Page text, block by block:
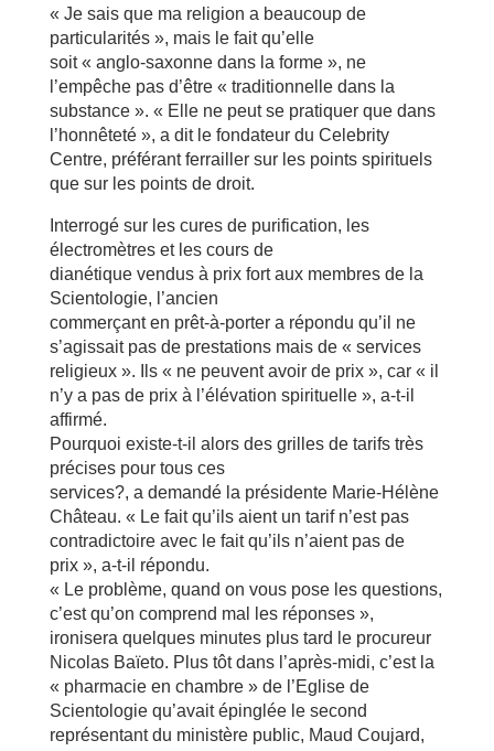
« Je sais que ma religion a beaucoup de
particularités », mais le fait qu’elle
soit « anglo-saxonne dans la forme », ne
l’empêche pas d’être « traditionnelle dans la
substance ». « Elle ne peut se pratiquer que dans
l’honnêteté », a dit le fondateur du Celebrity
Centre, préférant ferrailler sur les points spirituels
que sur les points de droit.
Interrogé sur les cures de purification, les
électromètres et les cours de
dianétique vendus à prix fort aux membres de la
Scientologie, l’ancien
commerçant en prêt-à-porter a répondu qu’il ne
s’agissait pas de prestations mais de « services
religieux ». Ils « ne peuvent avoir de prix », car « il
n’y a pas de prix à l’élévation spirituelle », a-t-il
affirmé.
Pourquoi existe-t-il alors des grilles de tarifs très
précises pour tous ces
services?, a demandé la présidente Marie-Hélène
Château. « Le fait qu’ils aient un tarif n’est pas
contradictoire avec le fait qu’ils n’aient pas de
prix », a-t-il répondu.
« Le problème, quand on vous pose les questions,
c’est qu’on comprend mal les réponses »,
ironisera quelques minutes plus tard le procureur
Nicolas Baïeto. Plus tôt dans l’après-midi, c’est la
« pharmacie en chambre » de l’Eglise de
Scientologie qu’avait épinglée le second
représentant du ministère public, Maud Coujard,